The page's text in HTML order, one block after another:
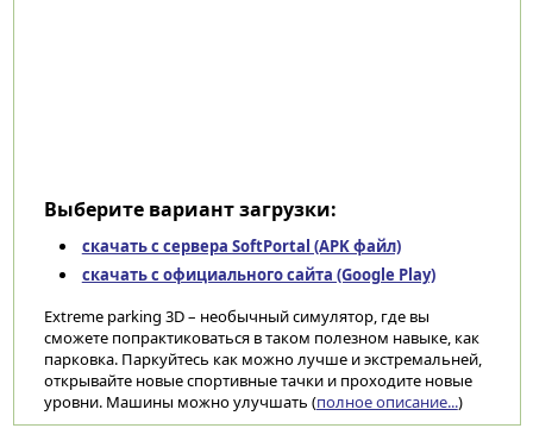
Выберите вариант загрузки:
скачать с сервера SoftPortal (APK файл)
скачать с официального сайта (Google Play)
Extreme parking 3D – необычный симулятор, где вы
сможете попрактиковаться в таком полезном навыке, как
парковка. Паркуйтесь как можно лучше и экстремальней,
открывайте новые спортивные тачки и проходите новые
уровни. Машины можно улучшать (полное описание...)